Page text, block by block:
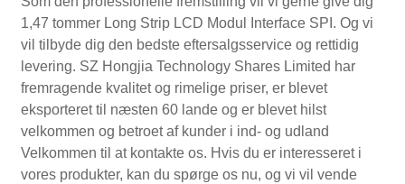
1,47 tommer Long Strip LCD Modul Interface SPI. Og vi
vil tilbyde dig den bedste eftersalgsservice og rettidig
levering. SZ Hongjia Technology Shares Limited har
fremragende kvalitet og rimelige priser, er blevet
eksporteret til næsten 60 lande og er blevet hilst
velkommen og betroet af kunder i ind- og udland
Velkommen til at kontakte os. Hvis du er interesseret i
vores produkter, kan du spørge os nu, og vi vil vende